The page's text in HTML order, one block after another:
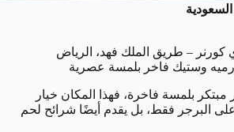
– طريق الملك فهد، الرياض
وستيك فاخر بلمسة عصرية
بلمسة فاخرة، فهذا المكان خيار
البرجر فقط، بل يقدم أيضًا شرائح لحم